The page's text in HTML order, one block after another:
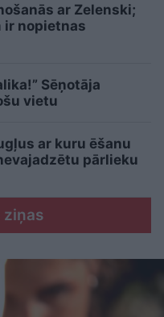
ar Zelenski;
ir nopietnas
Sēņotāja
vietu
ar kuru ēšanu
pārlieku
ziņas